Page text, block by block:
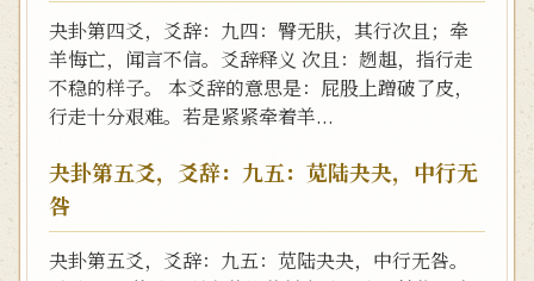
夬卦第四爻，爻辞：九四：臀无肤，其行次且；牵
羊悔亡，闻言不信。爻辞释义 次且：趔趄，指行走
不稳的样子。 本爻辞的意思是：屁股上蹭破了皮，
行走十分艰难。若是紧紧牵着羊...
夬卦第五爻，爻辞：九五：苋陆夬夬，中行无
咎
夬卦第五爻，爻辞：九五：苋陆夬夬，中行无咎。